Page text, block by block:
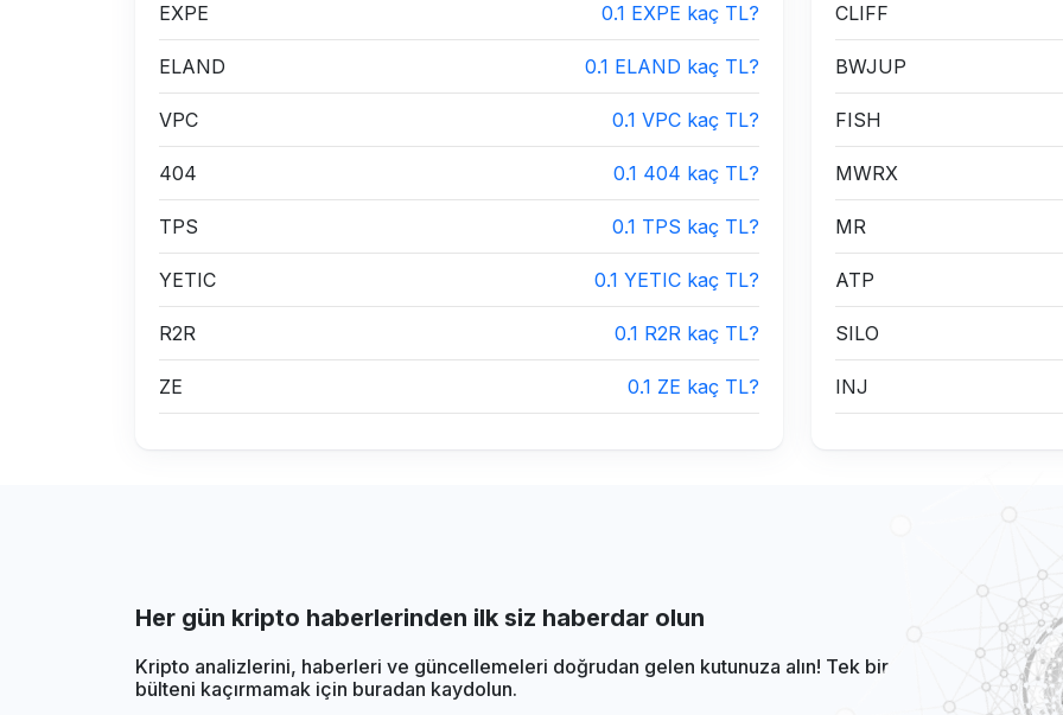
EXPE 0.1 EXPE kaç TL?
ELAND 0.1 ELAND kaç TL?
VPC 0.1 VPC kaç TL?
404 0.1 404 kaç TL?
TPS 0.1 TPS kaç TL?
YETIC 0.1 YETIC kaç TL?
R2R 0.1 R2R kaç TL?
ZE 0.1 ZE kaç TL?
CLIFF
BWJUP
FISH
MWRX
MR
ATP
SILO
INJ
Her gün kripto haberlerinden ilk siz haberdar olun
Kripto analizlerini, haberleri ve güncellemeleri doğrudan gelen kutunuza alın! Tek bir
bülteni kaçırmamak için buradan kaydolun.